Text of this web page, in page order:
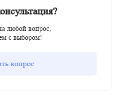
любой вопрос,
с выбором!
вопрос